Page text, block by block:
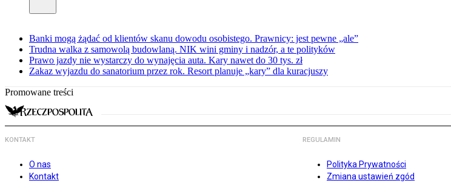
Banki mogą żądać od klientów skanu dowodu osobistego. Prawnicy: jest pewne „ale”
Trudna walka z samowolą budowlaną. NIK wini gminy i nadzór, a te polityków
Prawo jazdy nie wystarczy do wynajęcia auta. Kary nawet do 30 tys. zł
Zakaz wyjazdu do sanatorium przez rok. Resort planuje „kary” dla kuracjuszy
Promowane treści
KONTAKT
O nas
Kontakt
REGULAMIN
Polityka Prywatności
Zmiana ustawień zgód